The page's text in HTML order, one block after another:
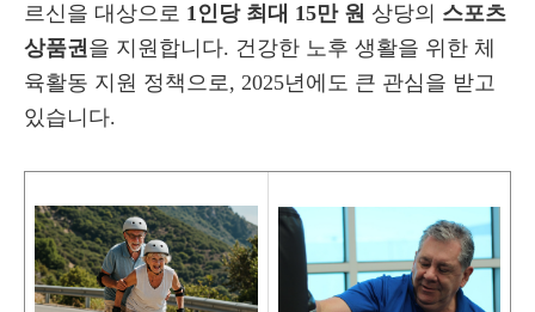
르신을 대상으로 1인당 최대 15만 원 상당의 스포츠
상품권을 지원합니다. 건강한 노후 생활을 위한 체
육활동 지원 정책으로, 2025년에도 큰 관심을 받고
있습니다.